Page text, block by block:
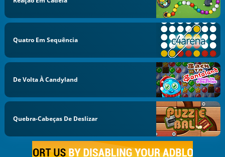
Quatro Em Sequência
De Volta À Candyland
Quebra-Cabeças De Deslizar